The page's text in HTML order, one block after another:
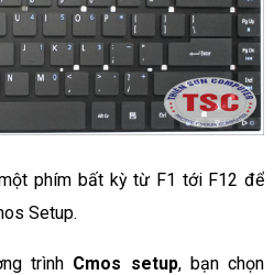
phím bất kỳ từ F1 tới F12 để
Setup.
trình Cmos setup, bạn chọn